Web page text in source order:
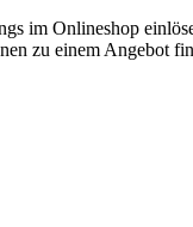
im Onlineshop
zu einem Angebot